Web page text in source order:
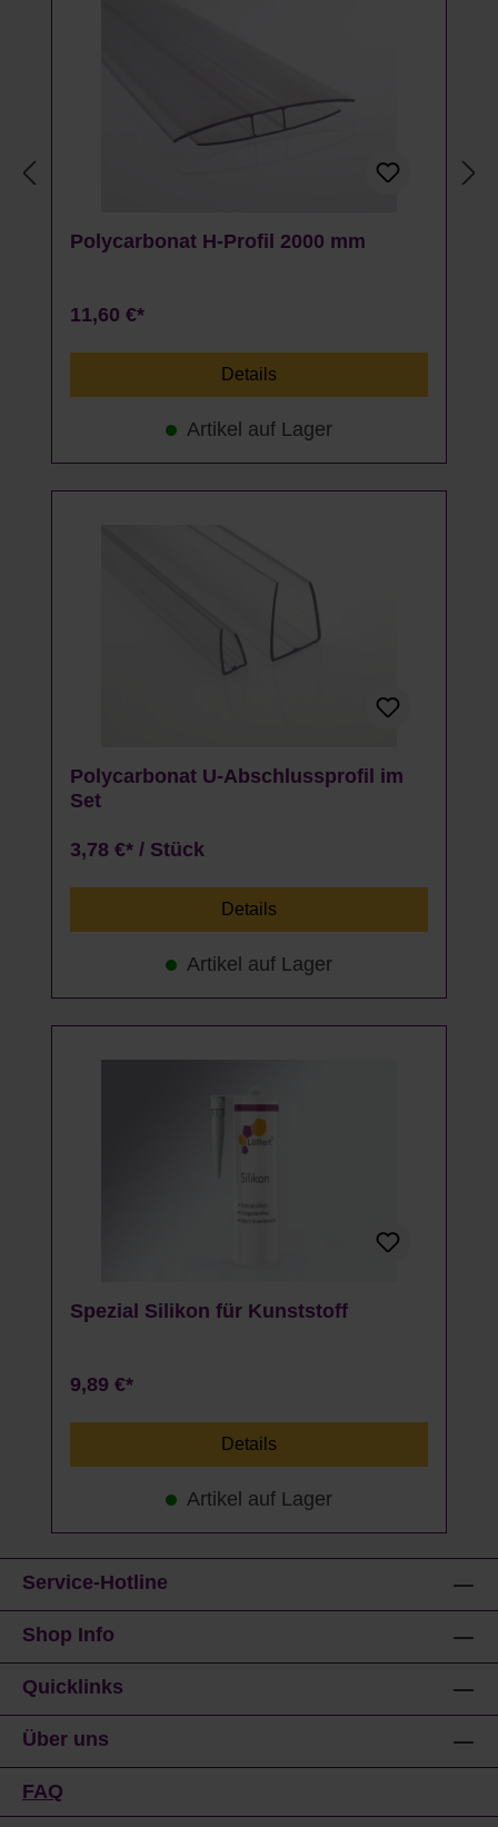
Polycarbonat H-Profil 2000 mm
11,60 €*
Details
Artikel auf Lager
Polycarbonat U-Abschlussprofil im
Set
3,78 €* / Stück
Details
Artikel auf Lager
Spezial Silikon für Kunststoff
9,89 €*
Details
Artikel auf Lager
Service-Hotline
Shop Info
Quicklinks
Über uns
FAQ